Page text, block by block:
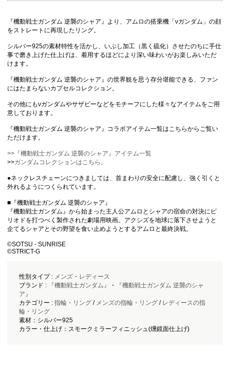
『機動戦士ガンダム 逆襲のシャア』より、アムロの搭乗機「νガンダム」の顔
をストレートに再現したリング。
シルバー925の素材特性を活かし、いぶし加工（黒く硫化）させたのちに手仕
事で磨き上げた仕上げは、着用するほどにより深い味わいがお楽しみいただ
けます。
『機動戦士ガンダム 逆襲のシャア』の世界観を思う存分堪能できる、ファン
にはたまらないカプセルコレクション。
その他にもνガンダムやサザビーなどをモチーフにした様々なアイテムをご用
意しております。
『機動戦士ガンダム 逆襲のシャア』コラボアイテム一覧はこちらからご覧い
ただけます。
>>『機動戦士ガンダム 逆襲のシャア』アイテム一覧
>>ガンダムコレクションはこちら。
●ネックレスチェーンにつきましては、首まわりの安全に配慮し、強く引くと
外れるようにつくられています。
■『機動戦士ガンダム 逆襲のシャア』
『機動戦士ガンダム』から始まった主人公アムロとシャアの宿命の対決にピ
リオドを打つべく製作された劇場用映画。アクシズを地球に落下させようと
企てるシャアとその野望を食い止めようとするアムロと最終決戦。
©︎SOTSU - SUNRISE
©︎STRICT-G
性別タイプ : メンズ・ レディース
ブランド :
『機動戦士ガンダム』 ・
『機動戦士ガンダム 逆襲のシャ
ア』
カテゴリー : 指輪・リング/ メンズの指輪・リング/ レディースの指
輪・リング
素材：シルバー925
カラー・仕上げ：スモークミラーフィニッシュ(燻鏡面仕上げ)